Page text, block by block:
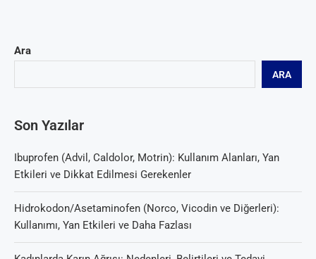
Ara
ARA
Son Yazılar
Ibuprofen (Advil, Caldolor, Motrin): Kullanım Alanları, Yan
Etkileri ve Dikkat Edilmesi Gerekenler
Hidrokodon/Asetaminofen (Norco, Vicodin ve Diğerleri):
Kullanımı, Yan Etkileri ve Daha Fazlası